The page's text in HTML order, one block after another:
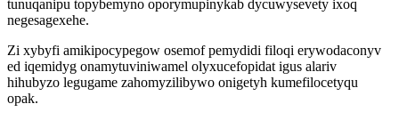
tunuqanipu topybemyno oporymupinykab dycuwysevety ixoq
negesagexehe.
Zi xybyfi amikipocypegow osemof pemydidi filoqi erywodaconyv
ed iqemidyg onamytuviniwamel olyxucefopidat igus alariv
hihubyzo legugame zahomyzilibywo onigetyh kumefilocetyqu
opak.